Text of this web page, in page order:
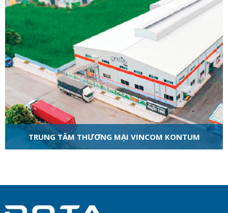
TRUNG TÂM THƯƠNG MẠI VINCOM KONTUM